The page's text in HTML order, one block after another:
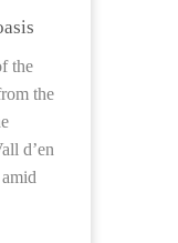
the
the
d’en